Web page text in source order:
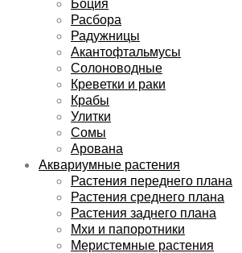
Расбора
Радужницы
Акантофтальмусы
Солоноводные
Креветки и раки
Крабы
Улитки
Сомы
Арована
Аквариумные растения
Растения переднего плана
Растения среднего плана
Растения заднего плана
Мхи и папоротники
Меристемные растения